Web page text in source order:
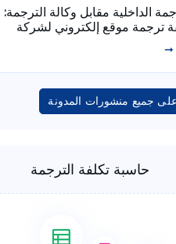
الداخلية مقابل وكالة الترجمة:
ترجمة موقع إلكتروني لشركة
➞
جميع منشورات المدونة
حاسبة تكلفة الترجمة